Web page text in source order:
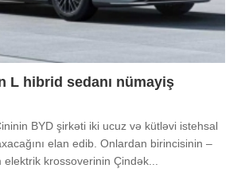
L hibrid sedanı nümayiş
BYD şirkəti iki ucuz və kütləvi istehsal
elan edib. Onlardan birincisinin –
elektrik krossoverinin Çindək...